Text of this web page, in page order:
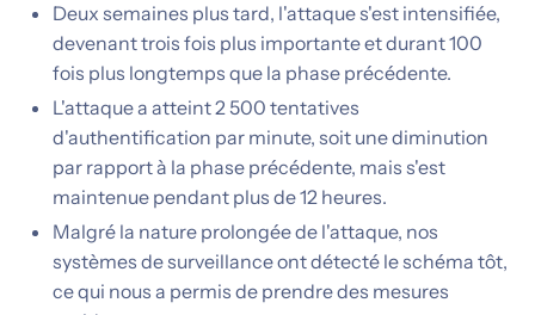
Deux semaines plus tard, l'attaque s'est intensifiée,
devenant trois fois plus importante et durant 100
fois plus longtemps que la phase précédente.
L'attaque a atteint 2 500 tentatives
d'authentification par minute, soit une diminution
par rapport à la phase précédente, mais s'est
maintenue pendant plus de 12 heures.
Malgré la nature prolongée de l'attaque, nos
systèmes de surveillance ont détecté le schéma tôt,
ce qui nous a permis de prendre des mesures